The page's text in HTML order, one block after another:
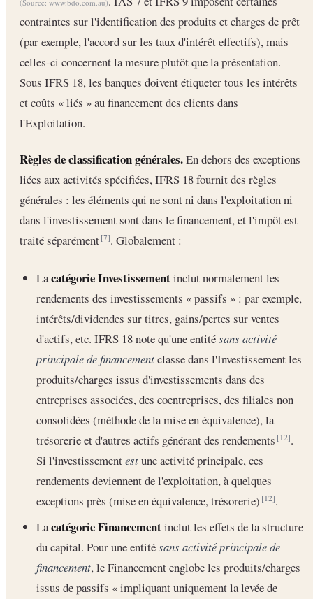
(Source: www.bdo.com.au)
contraintes sur l'identification des produits et charges de prêt
(par exemple, l'accord sur les taux d'intérêt effectifs), mais
celles-ci concernent la mesure plutôt que la présentation.
Sous IFRS 18, les banques doivent étiqueter tous les intérêts
et coûts « liés » au financement des clients dans
l'Exploitation.
Règles de classification générales.En dehors des exceptions
liées aux activités spécifiées, IFRS 18 fournit des règles
générales : les éléments qui ne sont ni dans l'exploitation ni
dans l'investissement sont dans le financement, et l'impôt est
traité séparément[7]. Globalement :
Lacatégorie Investissementinclut normalement les
rendements des investissements « passifs » : par exemple,
intérêts/dividendes sur titres, gains/pertes sur ventes
d'actifs, etc. IFRS 18 note qu'une entitésans activité
principale de financementclasse dans l'Investissement les
produits/charges issus d'investissements dans des
entreprises associées, des coentreprises, des filiales non
consolidées (méthode de la mise en équivalence), la
trésorerie et d'autres actifs générant des rendements[12].
Si l'investissementestune activité principale, ces
rendements deviennent de l'exploitation, à quelques
exceptions près (mise en équivalence, trésorerie)[12].
Lacatégorie Financementinclut les effets de la structure
du capital. Pour une entitésans activité principale de
financement, le Financement englobe les produits/charges
issus de passifs « impliquant uniquement la levée de